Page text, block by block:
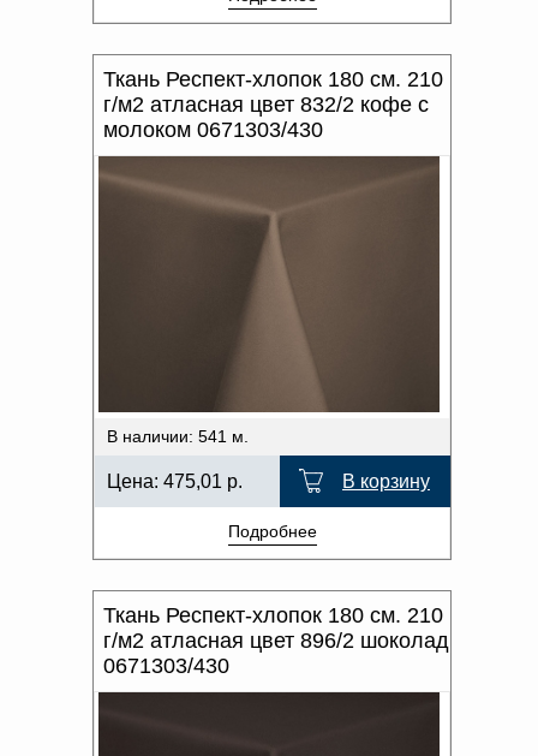
Ткань Респект-хлопок 180 см. 210
г/м2 атласная цвет 832/2 кофе с
молоком 0671303/430
В наличии: 541 м.
Цена: 475,01 р. В корзину
Подробнее
Ткань Респект-хлопок 180 см. 210
г/м2 атласная цвет 896/2 шоколад
0671303/430